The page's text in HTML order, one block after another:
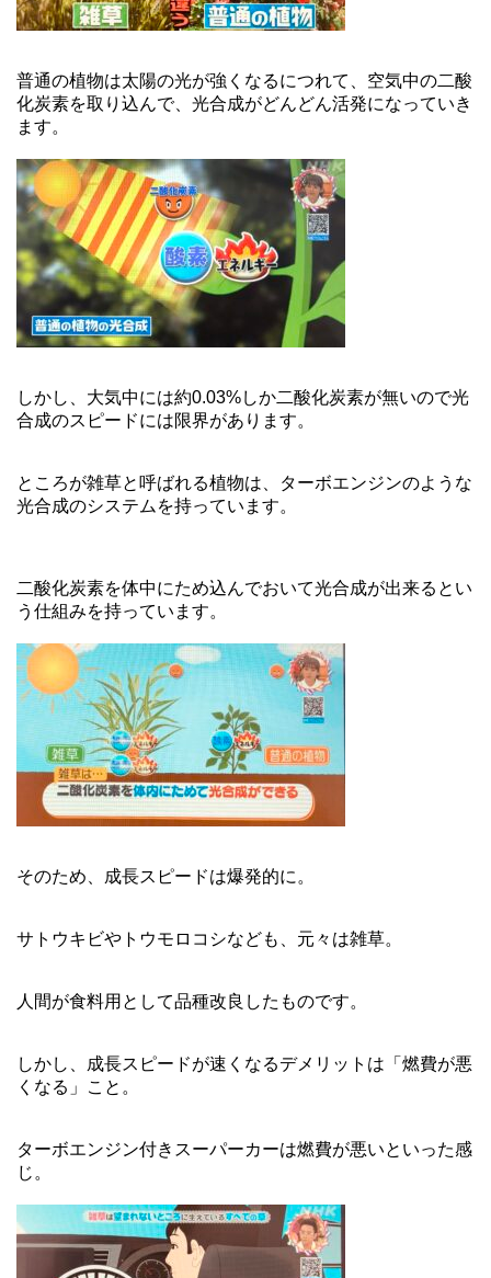
普通の植物は太陽の光が強くなるにつれて、空気中の二酸
化炭素を取り込んで、光合成がどんどん活発になっていき
ます。
しかし、大気中には約0.03%しか二酸化炭素が無いので光
合成のスピードには限界があります。
ところが雑草と呼ばれる植物は、ターボエンジンのような
光合成のシステムを持っています。
二酸化炭素を体中にため込んでおいて光合成が出来るとい
う仕組みを持っています。
そのため、成長スピードは爆発的に。
サトウキビやトウモロコシなども、元々は雑草。
人間が食料用として品種改良したものです。
しかし、成長スピードが速くなるデメリットは「燃費が悪
くなる」こと。
ターボエンジン付きスーパーカーは燃費が悪いといった感
じ。